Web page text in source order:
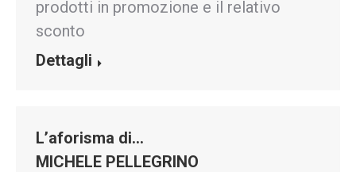
prodotti in promozione e il relativo
sconto
Dettagli
L’aforisma di…
MICHELE PELLEGRINO